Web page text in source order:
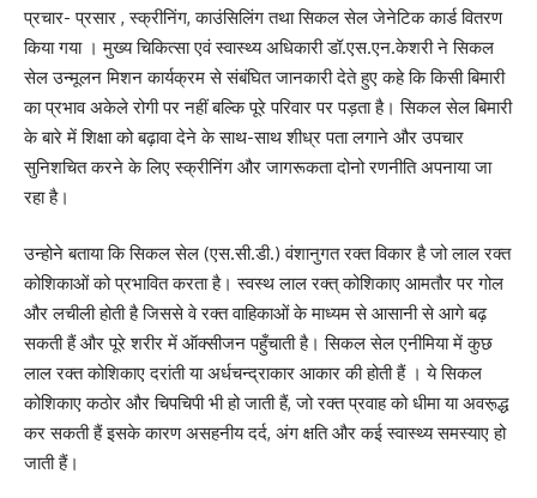
प्रचार- प्रसार , स्क्रीनिंग, काउंसिलिंग तथा सिकल सेल जेनेटिक कार्ड वितरण
किया गया । मुख्य चिकित्सा एवं स्वास्थ्य अधिकारी डॉ.एस.एन.केशरी ने सिकल
सेल उन्मूलन मिशन कार्यक्रम से संबंघित जानकारी देते हुए कहे कि किसी बिमारी
का प्रभाव अकेले रोगी पर नहीं बल्कि पूरे परिवार पर पड़ता है। सिकल सेल बिमारी
के बारे में शिक्षा को बढ़ावा देने के साथ-साथ शीध्र पता लगाने और उपचार
सुनिशचित करने के लिए स्क्रीनिंग और जागरूकता दोनो रणनीति अपनाया जा
रहा है।
उन्होने बताया कि सिकल सेल (एस.सी.डी.) वंशानुगत रक्त विकार है जो लाल रक्त
कोशिकाओं को प्रभावित करता है। स्वस्थ लाल रक्त् कोशिकाए आमतौर पर गोल
और लचीली होती है जिससे वे रक्त वाहिकाओं के माध्यम से आसानी से आगे बढ़
सकती हैं और पूरे शरीर में ऑक्सीजन पहुँचाती है। सिकल सेल एनीमिया में कुछ
लाल रक्त कोशिकाए दरांती या अर्धचन्द्राकार आकार की होती हैं । ये सिकल
कोशिकाए कठोर और चिपचिपी भी हो जाती हैं, जो रक्त प्रवाह को धीमा या अवरू़द्ध
कर सकती हैं इसके कारण असहनीय दर्द, अंग क्षति और कई स्वास्थ्य समस्याए हो
जाती हैं।